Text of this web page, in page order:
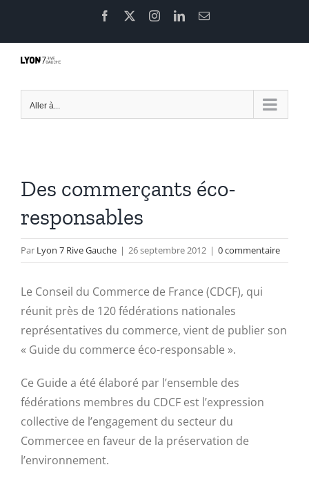
contenu
Facebook InstagramLinkedInEmail
Aller à...
Des commerçants éco-
responsables
Par Lyon 7 Rive Gauche | 26 septembre 2012 | 0 commentaire
Le Conseil du Commerce de France (CDCF), qui
réunit près de 120 fédérations nationales
représentatives du commerce, vient de publier son
« Guide du commerce éco-responsable ».
Ce Guide a été élaboré par l’ensemble des
fédérations membres du CDCF est l’expression
collective de l’engagement du secteur du
Commercee en faveur de la préservation de
l’environnement.